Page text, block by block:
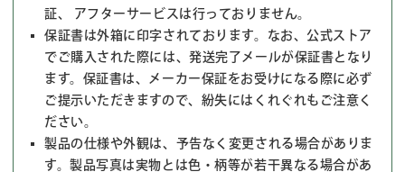
証、 アフターサービスは行っておりません。
保証書は外箱に印字されております。なお、公式ストア
でご購入された際には、発送完了メールが保証書となり
ます。保証書は、メーカー保証をお受けになる際に必ず
ご提示いただきますので、紛失にはくれぐれもご注意く
ださい。
製品の仕様や外観は、予告なく変更される場合がありま
す。製品写真は実物とは色・柄等が若干異なる場合があ